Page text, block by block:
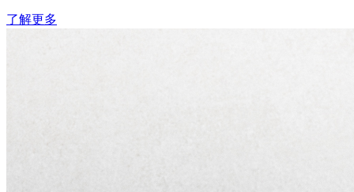
了解更多